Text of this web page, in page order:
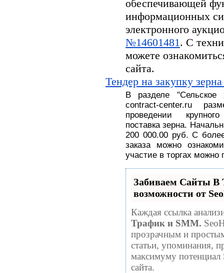
обеспечивающей
информационных
электронного
№14601481 . С
можете
сайта.
Тендер на закупку
В разделе "Сельское
contract-center.ru
проведении
поставказерна. На
200 000.00 руб. С
заказа можно
участие в торгах можно
Забиваем Сайты
возможности от
Каждая ссылка
Трафик и SMM.
прозрачным и
статьи, упоминания,
максимуму
сайта.